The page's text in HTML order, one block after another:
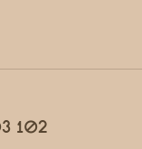
102